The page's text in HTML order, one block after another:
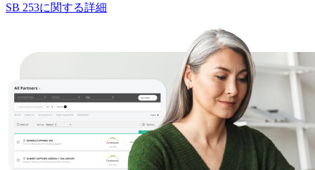
SB 253に関する詳細